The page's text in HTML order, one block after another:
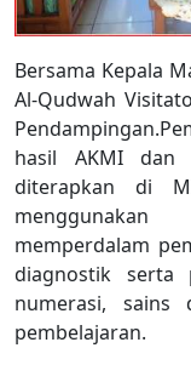
Bersama Kepala
Al-Qudwah
hasil AKMI
diterapkan di
memperdalam
diagnostik serta
numerasi, sains
pembelajaran.